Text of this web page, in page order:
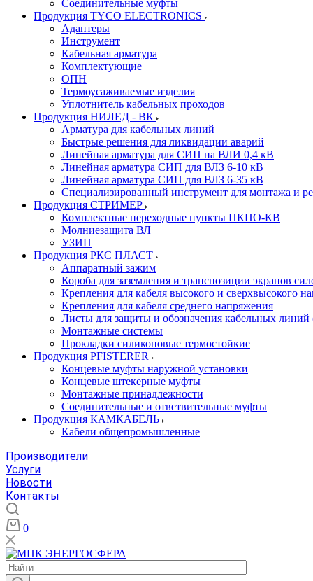
Соединительные муфты
Продукция TYCO ELECTRONICS
Адаптеры
Инструмент
Кабельная арматура
Комплектующие
ОПН
Термоусаживаемые изделия
Уплотнитель кабельных проходов
Продукция НИЛЕД - ВК
Арматура для кабельных линий
Быстрые решения для ликвидации аварий
Линейная арматура для СИП на ВЛИ 0,4 кВ
Линейная арматура СИП для ВЛЗ 6-10 кВ
Линейная арматура СИП для ВЛЗ 6-35 кВ
Специализированный инструмент для монтажа и
Продукция СТРИМЕР
Комплектные переходные пункты ПКПО-КВ
Молниезащита ВЛ
УЗИП
Продукция РКС ПЛАСТ
Аппаратный зажим
Короба для заземления и транспозиции экранов
Крепления для кабеля высокого и сверхвысокого
Крепления для кабеля среднего напряжения
Листы для защиты и обозначения кабельных
Монтажные системы
Прокладки силиконовые термостойкие
Продукция PFISTERER
Концевые муфты наружной установки
Концевые штекерные муфты
Монтажные принадлежности
Соединительные и ответвительные муфты
Продукция КАМКАБЕЛЬ
Кабели общепромышленные
Производители
Услуги
Новости
Контакты
0